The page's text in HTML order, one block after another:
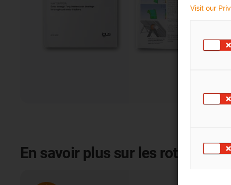
En savoir plus sur les rotules
Visit our